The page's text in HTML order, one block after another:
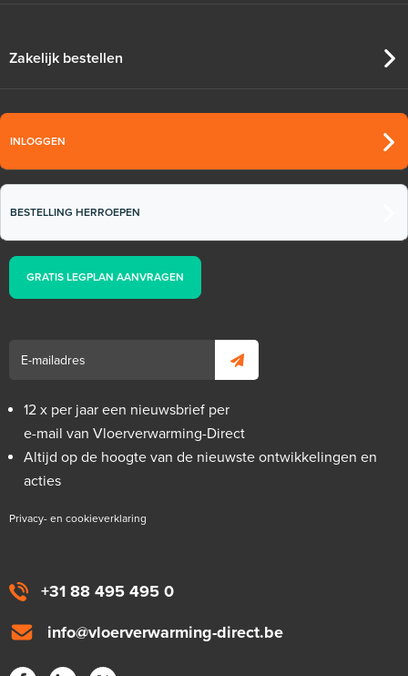
+31 88 495 495 0
info@vloerverwarming-direct.be
Zakelijk bestellen
INLOGGEN
BESTELLING HERROEPEN
GRATIS LEGPLAN AANVRAGEN
12 x per jaar een nieuwsbrief per
e-mail van Vloerverwarming-Direct
Altijd op de hoogte van de nieuwste ontwikkelingen en
acties
Privacy- en cookieverklaring